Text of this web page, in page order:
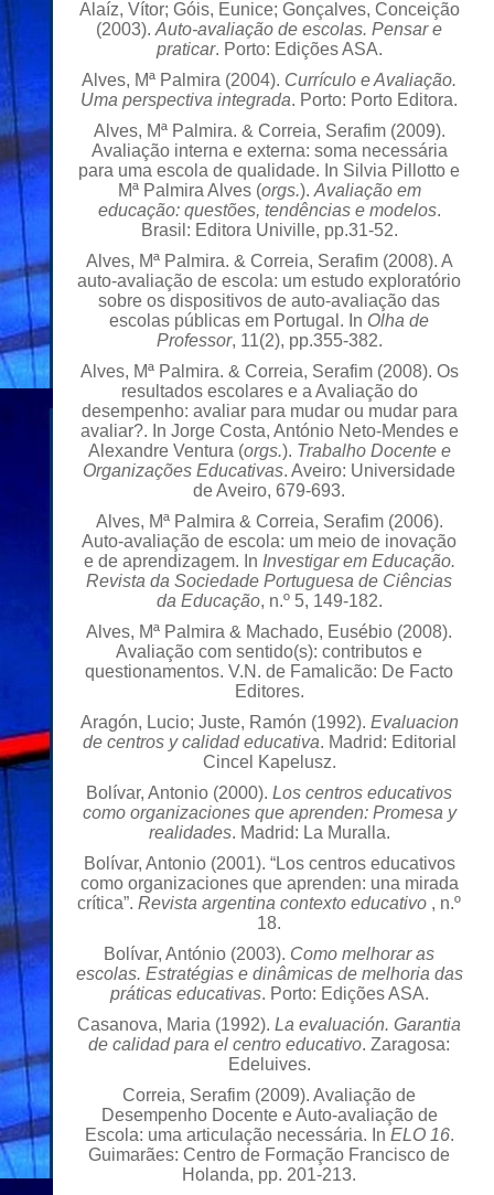
Alaíz, Vítor; Góis, Eunice; Gonçalves, Conceição
(2003). Auto-avaliação de escolas. Pensar e
praticar. Porto: Edições ASA.
Alves, Mª Palmira (2004). Currículo e Avaliação.
Uma perspectiva integrada. Porto: Porto Editora.
Alves, Mª Palmira. & Correia, Serafim (2009).
Avaliação interna e externa: soma necessária
para uma escola de qualidade. In Silvia Pillotto e
Mª Palmira Alves (orgs.). Avaliação em
educação: questões, tendências e modelos.
Brasil: Editora Univille, pp.31-52.
Alves, Mª Palmira. & Correia, Serafim (2008). A
auto-avaliação de escola: um estudo exploratório
sobre os dispositivos de auto-avaliação das
escolas públicas em Portugal. In Olha de
Professor, 11(2), pp.355-382.
Alves, Mª Palmira. & Correia, Serafim (2008). Os
resultados escolares e a Avaliação do
desempenho: avaliar para mudar ou mudar para
avaliar?. In Jorge Costa, António Neto-Mendes e
Alexandre Ventura (orgs.). Trabalho Docente e
Organizações Educativas. Aveiro: Universidade
de Aveiro, 679-693.
Alves, Mª Palmira & Correia, Serafim (2006).
Auto-avaliação de escola: um meio de inovação
e de aprendizagem. In Investigar em Educação.
Revista da Sociedade Portuguesa de Ciências
da Educação, n.º 5, 149-182.
Alves, Mª Palmira & Machado, Eusébio (2008).
Avaliação com sentido(s): contributos e
questionamentos. V.N. de Famalicão: De Facto
Editores.
Aragón, Lucio; Juste, Ramón (1992). Evaluacion
de centros y calidad educativa. Madrid: Editorial
Cincel Kapelusz.
Bolívar, Antonio (2000). Los centros educativos
como organizaciones que aprenden: Promesa y
realidades. Madrid: La Muralla.
Bolívar, Antonio (2001). “Los centros educativos
como organizaciones que aprenden: una mirada
crítica”. Revista argentina contexto educativo , n.º
18.
Bolívar, António (2003). Como melhorar as
escolas. Estratégias e dinâmicas de melhoria das
práticas educativas. Porto: Edições ASA.
Casanova, Maria (1992). La evaluación. Garantia
de calidad para el centro educativo. Zaragosa:
Edeluives.
Correia, Serafim (2009). Avaliação de
Desempenho Docente e Auto-avaliação de
Escola: uma articulação necessária. In ELO 16.
Guimarães: Centro de Formação Francisco de
Holanda, pp. 201-213.